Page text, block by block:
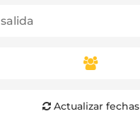
Actualizar fechas